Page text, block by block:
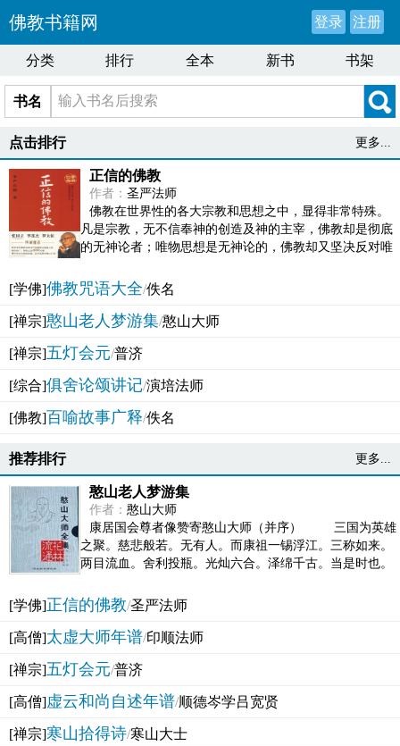
佛教书籍网 登录 注册
分类 排行 全本 新书 书架
书名
点击排行 更多...
正信的佛教
作者： 圣严法师
佛教在世界性的各大宗教和思想之中，显得非常特殊。
凡是宗教，无不信奉神的创造及神的主宰，佛教却是彻底
的无神论者；唯物思想是无神论的，佛教却又坚决反对唯
[学佛]佛教咒语大全/佚名
[禅宗]憨山老人梦游集/憨山大师
[禅宗]五灯会元/普济
[综合]俱舍论颂讲记/演培法师
[佛教]百喻故事广释/佚名
推荐排行 更多...
憨山老人梦游集
作者： 憨山大师
康居国会尊者像赞寄憨山大师（并序） 三国为英雄
之聚。慈悲般若。无有人。而康祖一锡浮江。三称如来。
两目流血。舍利投瓶。光灿六合。泽绵千古。当是时也。
[学佛]正信的佛教/圣严法师
[高僧]太虚大师年谱/印顺法师
[禅宗]五灯会元/普济
[高僧]虚云和尚自述年谱/顺德岑学吕宽贤
[禅宗]寒山拾得诗/寒山大士